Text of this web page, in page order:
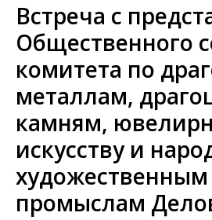
Встреча с
Общественного
комитета по
металлам,
камням,
искусству и
художественным
промыслам